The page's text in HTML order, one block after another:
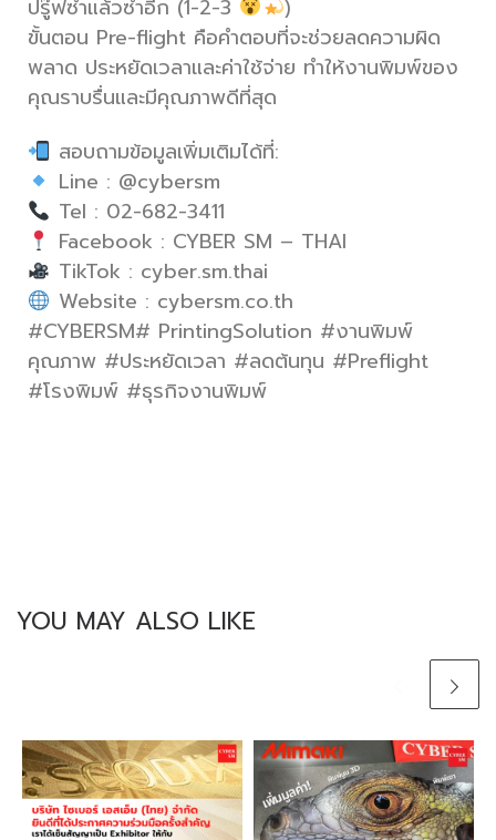
ปรู๊ฟซ้ำแล้วซ้ำอีก (1-2-3
)
ขั้นตอน Pre-flight คือคำตอบที่จะช่วยลดความผิด
พลาด ประหยัดเวลาและค่าใช้จ่าย ทำให้งานพิมพ์ของ
คุณราบรื่นและมีคุณภาพดีที่สุด
สอบถามข้อมูลเพิ่มเติมได้ที่:
Line : @cybersm
Tel : 02-682-3411
Facebook : CYBER SM – THAI
TikTok : cyber.sm.thai
Website : cybersm.co.th
#CYBERSM# PrintingSolution #งานพิมพ์
คุณภาพ #ประหยัดเวลา #ลดต้นทุน #Preflight
#โรงพิมพ์ #ธุรกิจงานพิมพ์
YOU MAY ALSO LIKE